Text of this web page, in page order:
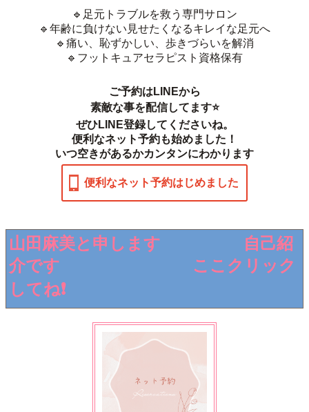
🔹足元トラブルを救う専門サロン
🔹年齢に負けない見せたくなるキレイな足元へ
🔹痛い、恥ずかしい、歩きづらいを解消
🔹フットキュアセラピスト資格保有
ご予約はLINEから
素敵な事を配信してます⭐️
ぜひLINE登録してくださいね。
便利なネット予約も始めました！
いつ空きがあるかカンタンにわかります
便利なネット予約はじめました
山田麻美と申します 自己紹
介です ここクリック
してね❗️